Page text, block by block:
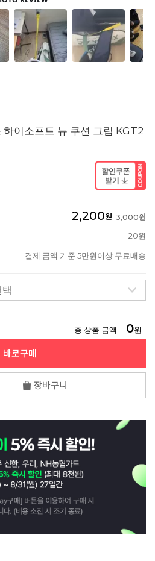
이소프트 뉴 쿠션 그립 KGT2
2,200원 3,000원
20원
결제 금액 기준 5만원이상 무료배송
총 상품 금액 0원
바로구매
장바구니